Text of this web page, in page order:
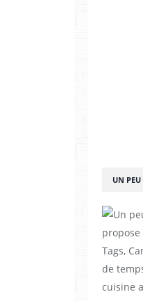
UN PEU
propose
Tags,
de
cuisine